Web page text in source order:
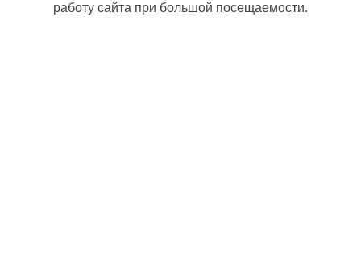
работу сайта при большой посещаемости.